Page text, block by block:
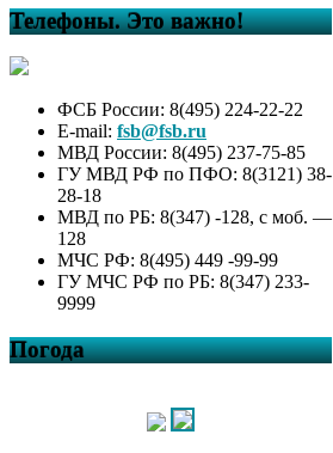
Телефоны. Это важно!
ФСБ России: 8(495) 224-22-22
E-mail: fsb@fsb.ru
МВД России: 8(495) 237-75-85
ГУ МВД РФ по ПФО: 8(3121) 38-
28-18
МВД по РБ: 8(347) -128, с моб. —
128
МЧС РФ: 8(495) 449 -99-99
ГУ МЧС РФ по РБ: 8(347) 233-
9999
Погода